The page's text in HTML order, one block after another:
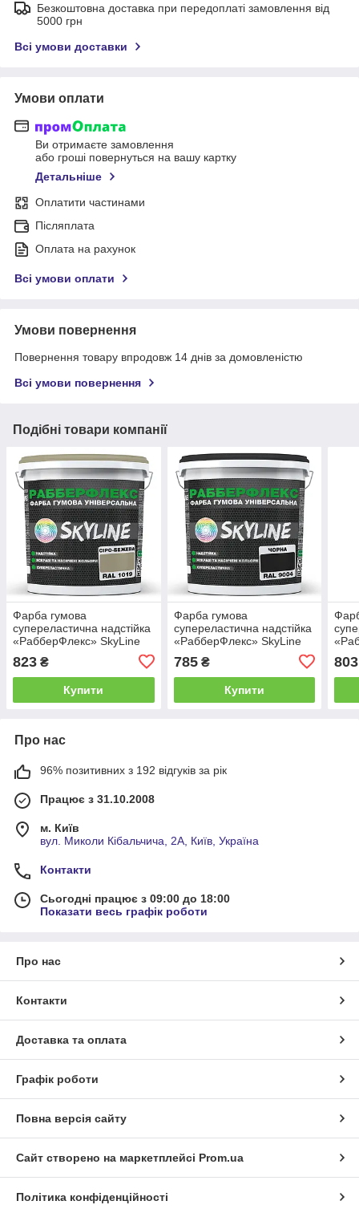
Безкоштовна доставка при передоплаті замовлення від
5000 грн
Всі умови доставки
Умови оплати
Ви отримаєте замовлення
або гроші повернуться на вашу картку
Детальніше
Оплатити частинами
Післяплата
Оплата на рахунок
Всі умови оплати
Умови повернення
Повернення товару впродовж 14 днів за домовленістю
Всі умови повернення
Подібні товари компанії
Фарба гумова
супереластична надстійка
«РабберФлекс» SkyLine
Сіро-бежева RAL 1019 3,6
кг
823 ₴
Купити
Фарба гумова
супереластична надстійка
«РабберФлекс» SkyLine
785₴
Купити
803
Про нас
96% позитивних з 192 відгуків за рік
Працює з 31.10.2008
м. Київ
вул. Миколи Кібальчича, 2А, Київ, Україна
Контакти
Сьогодні працює з 09:00 до 18:00
Показати весь графік роботи
Про нас
Контакти
Доставка та оплата
Графік роботи
Повна версія сайту
Сайт створено на маркетплейсі Prom.ua
Політика конфіденційності